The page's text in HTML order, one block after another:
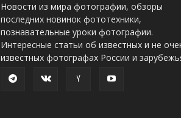
Новости из мира фотографии, обзоры
последних новинок фототехники,
познавательные уроки фотографии.
Интересные статьи об известных и не
известных фотографах России и